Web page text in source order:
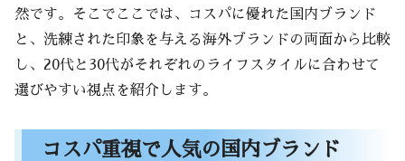
然です。そこでここでは、コスパに優れた国内ブランド
と、洗練された印象を与える海外ブランドの両面から比較
し、20代と30代がそれぞれのライフスタイルに合わせて
選びやすい視点を紹介します。
コスパ重視で人気の国内ブランド